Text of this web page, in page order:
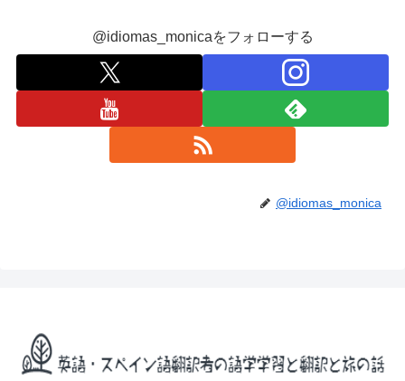
@idiomas_monicaをフォローする
@idiomas_monica